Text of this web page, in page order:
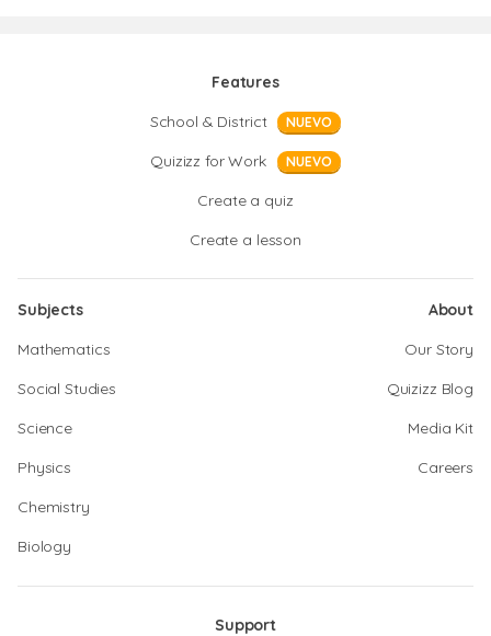
Features
School & District
NUEVO
Quizizz for Work NUEVO
Create a quiz
Create a lesson
Subjects
Mathematics
Social Studies
Science
Physics
Chemistry
Biology
About
Our Story
Quizizz Blog
Media Kit
Careers
Support